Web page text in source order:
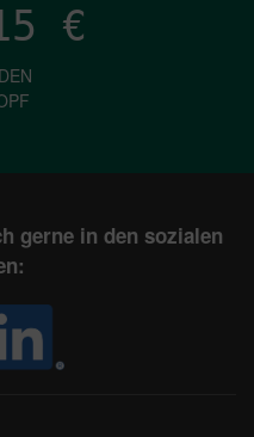
€
gerne in den sozialen